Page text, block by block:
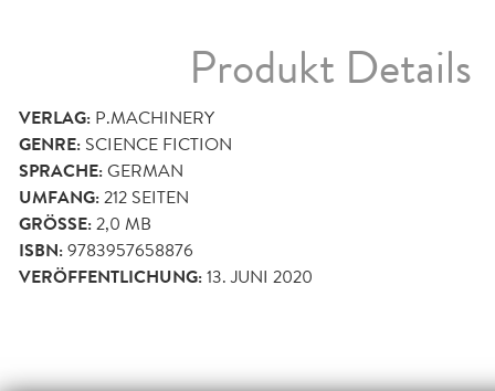
Produkt Details
VERLAG: P.MACHINERY
GENRE: SCIENCE FICTION
SPRACHE:GERMAN
UMFANG:212 SEITEN
GRÖSSE: 2,0 MB
ISBN:9783957658876
VERÖFFENTLICHUNG:13. JUNI 2020